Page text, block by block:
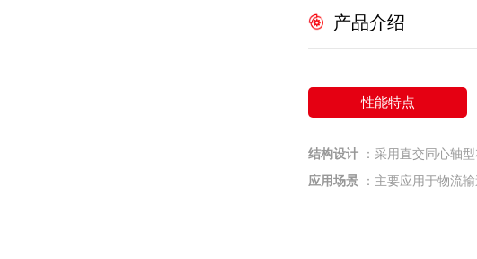
产品介绍
性能特点
结构设计：采用直交同心轴型
应用场景：主要应用于物流输